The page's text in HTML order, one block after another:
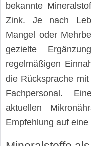
bekannte
Zink. Je nach
Mangel oder
gezielte
regelmäßigen
die Rücksprache
Fachpersonal.
aktuellen
Empfehlung auf